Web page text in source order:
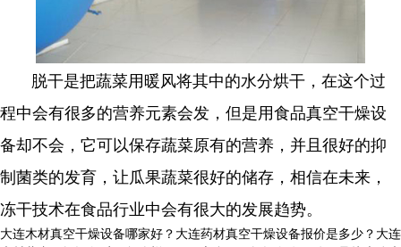
脱干是把蔬菜用暖风将其中的水分烘干，在这个过
程中会有很多的营养元素会发，但是用食品真空干燥设
备却不会，它可以保存蔬菜原有的营养，并且很好的抑
制菌类的发育，让瓜果蔬菜很好的储存，相信在未来，
冻干技术在食品行业中会有很大的发展趋势。
大连木材真空干燥设备哪家好？大连药材真空干燥设备报价是多少？大连